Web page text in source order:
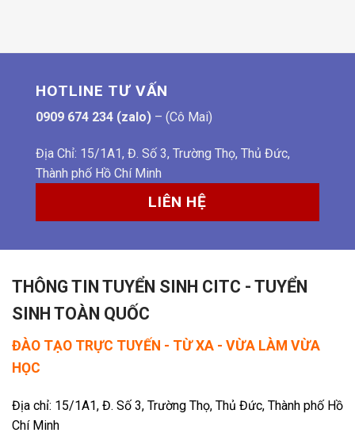
HOTLINE TƯ VẤN
0909 674 234 (zalo) – (Cô Mai)
Địa Chỉ: 15/1A1, Đ. Số 3, Trường Thọ, Thủ Đức,
Thành phố Hồ Chí Minh
LIÊN HỆ
THÔNG TIN TUYỂN SINH CITC - TUYỂN
SINH TOÀN QUỐC
ĐÀO TẠO TRỰC TUYẾN - TỪ XA - VỪA LÀM VỪA
HỌC
Địa chỉ: 15/1A1, Đ. Số 3, Trường Thọ, Thủ Đức, Thành phố Hồ
Chí Minh